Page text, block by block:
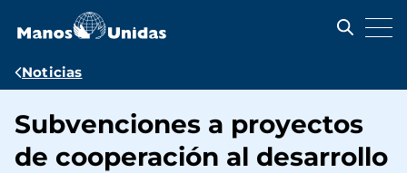
contenido
Ruta
navegación
Noticias
Subvenciones a proyectos
de cooperación al desarrollo